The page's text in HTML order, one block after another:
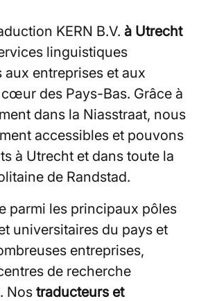
KERN B.V. à Utrecht
linguistiques
entreprises et aux
des Pays-Bas. Grâce à
dans la Niasstraat, nous
accessibles et pouvons
à Utrecht et dans toute la
de Randstad.
parmi les principaux pôles
universitaires du pays et
entreprises,
de recherche
Nos traducteurs et